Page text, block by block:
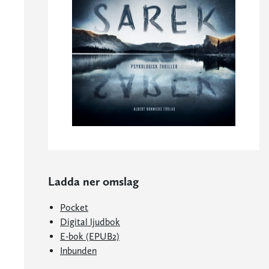
Ladda ner omslag
Pocket
Digital ljudbok
E-bok (EPUB2)
Inbunden